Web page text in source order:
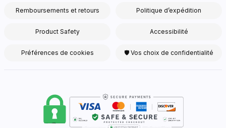
Remboursements et retours Politique d’expédition
Product Safety Accessibilité
Préférences de cookies 🛡 Vos choix de confidentialité